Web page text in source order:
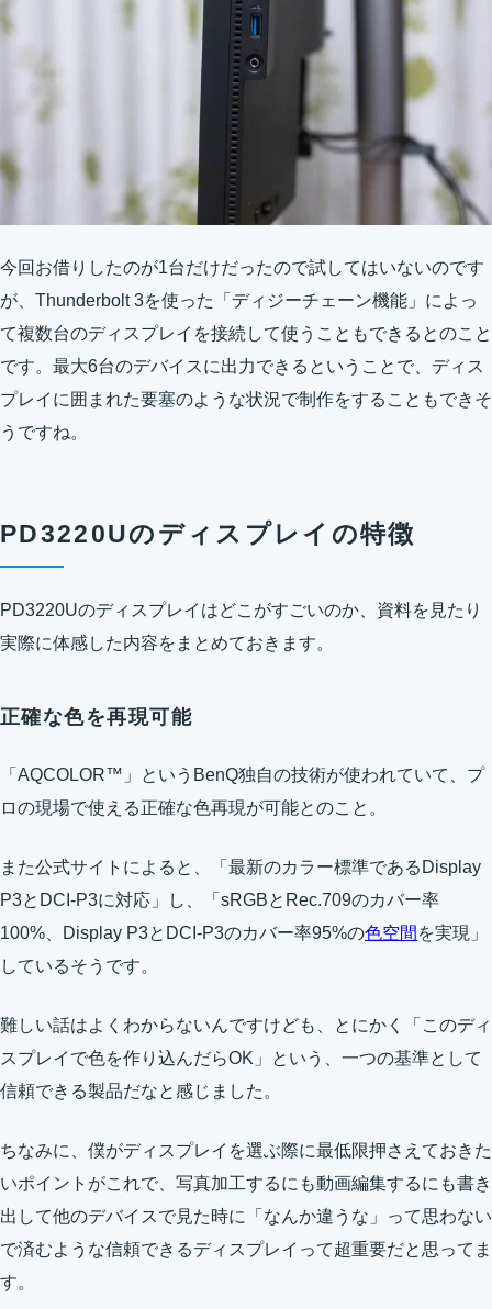
今回お借りしたのが1台だけだったので試してはいないのです
が、Thunderbolt 3を使った「ディジーチェーン機能」によっ
て複数台のディスプレイを接続して使うこともできるとのこと
です。最大6台のデバイスに出力できるということで、ディス
プレイに囲まれた要塞のような状況で制作をすることもできそ
うですね。
PD3220Uのディスプレイの特徴
PD3220Uのディスプレイはどこがすごいのか、資料を見たり
実際に体感した内容をまとめておきます。
正確な色を再現可能
「AQCOLOR™」というBenQ独自の技術が使われていて、プ
ロの現場で使える正確な色再現が可能とのこと。
また公式サイトによると、「最新のカラー標準であるDisplay
P3とDCI-P3に対応」し、「sRGBとRec.709のカバー率
100%、Display P3とDCI-P3のカバー率95%の色空間 を実現」
しているそうです。
難しい話はよくわからないんですけども、とにかく「このディ
スプレイで色を作り込んだらOK」という、一つの基準として
信頼できる製品だなと感じました。
ちなみに、僕がディスプレイを選ぶ際に最低限押さえておきた
いポイントがこれで、写真加工するにも動画編集するにも書き
出して他のデバイスで見た時に「なんか違うな」って思わない
で済むような信頼できるディスプレイって超重要だと思ってま
す。